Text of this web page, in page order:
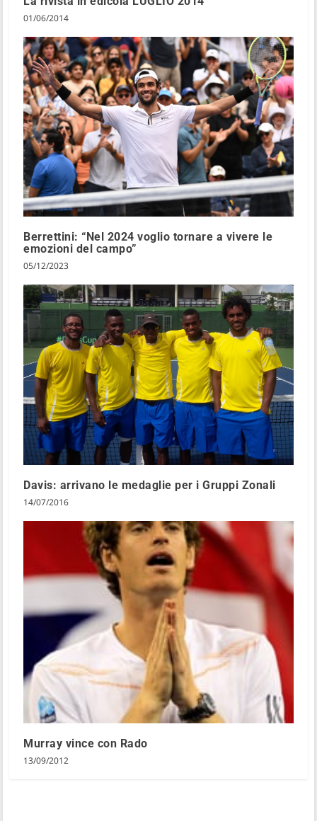
01/06/2014
Berrettini: “Nel 2024 voglio tornare a vivere le
emozioni del campo”
05/12/2023
Davis: arrivano le medaglie per i Gruppi Zonali
14/07/2016
Murray vince con Rado
13/09/2012